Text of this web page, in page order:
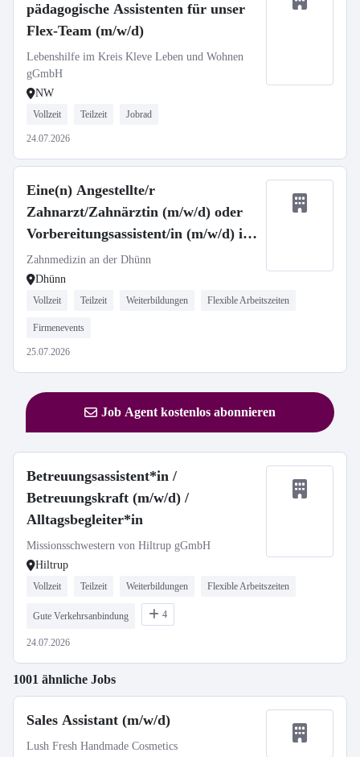
pädagogische Assistenten für unser
Flex-Team (m/w/d)
Lebenshilfe im Kreis Kleve Leben und Wohnen
gGmbH
NW
Vollzeit Teilzeit Jobrad
24.07.2026
Eine(n) Angestellte/r
Zahnarzt/Zahnärztin (m/w/d) oder
Vorbereitungsassistent/in (m/w/d) in
Voll- oder Teilzeit
Zahnmedizin an der Dhünn
Dhünn
Vollzeit Teilzeit Weiterbildungen Flexible Arbeitszeiten
Firmenevents
25.07.2026
Job Agent kostenlos abonnieren
Betreuungsassistent*in /
Betreuungskraft (m/w/d) /
Alltagsbegleiter*in
Missionsschwestern von Hiltrup gGmbH
Hiltrup
Vollzeit Teilzeit Weiterbildungen Flexible Arbeitszeiten
Gute Verkehrsanbindung 4
24.07.2026
1001 ähnliche Jobs
Sales Assistant (m/w/d)
Lush Fresh Handmade Cosmetics